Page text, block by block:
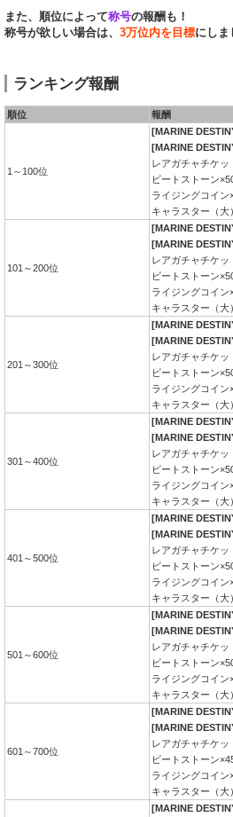
また、順位によって称号の報酬も！
称号が欲しい場合は、 3万位内を目標にしま
ランキング報酬
順位 報酬
1～100位
[MARINE
[MARINE
レアガチャチケッ
ビートストーン
ライジングコイン
キャラスター（大
101～200位
[MARINE
[MARINE
レアガチャチケッ
ビートストーン
ライジングコイン
キャラスター（大
201～300位
[MARINE
[MARINE
レアガチャチケッ
ビートストーン
ライジングコイン
キャラスター（大
301～400位
[MARINE
[MARINE
レアガチャチケッ
ビートストーン
ライジングコイン
キャラスター（大
401～500位
[MARINE
[MARINE
レアガチャチケッ
ビートストーン
ライジングコイン
キャラスター（大
501～600位
[MARINE
[MARINE
レアガチャチケッ
ビートストーン
ライジングコイン
キャラスター（大
601～700位
[MARINE
[MARINE
レアガチャチケッ
ビートストーン
ライジングコイン
キャラスター（大
[MARINE